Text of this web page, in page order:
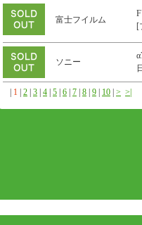
富士フイルム
[
ソニー
1 2 3 4 5 6 7 8 9 10 > >|